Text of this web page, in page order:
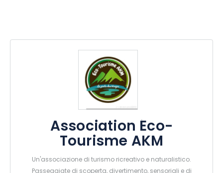
Association Éco-
Tourisme AKM
Un'associazione di turismo ricreativo e naturalistico.